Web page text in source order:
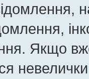
Якщо